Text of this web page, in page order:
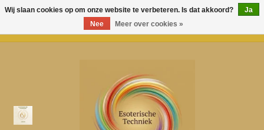
Producten
Wij slaan cookies op om onze website te verbeteren. Is dat akkoord?
Ja
Nee
Meer over cookies »